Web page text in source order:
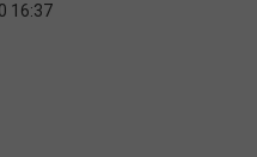
16:37